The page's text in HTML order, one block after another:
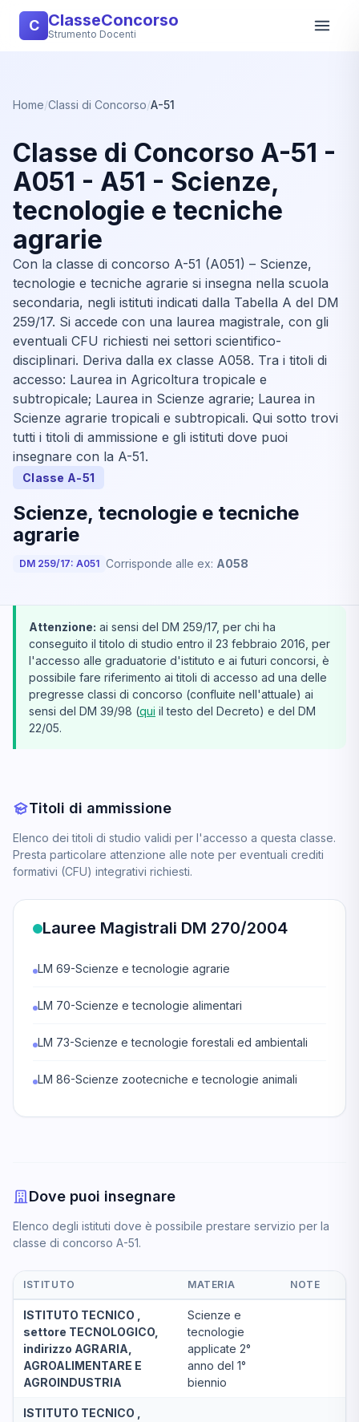
C ClasseConcorso
Strumento Docenti
Home/Classi di Concorso/A-51
Classe di Concorso A-51 -
A051 - A51 - Scienze,
tecnologie e tecniche
agrarie
Con la classe di concorso A-51 (A051) – Scienze,
tecnologie e tecniche agrarie si insegna nella scuola
secondaria, negli istituti indicati dalla Tabella A del DM
259/17. Si accede con una laurea magistrale, con gli
eventuali CFU richiesti nei settori scientifico-
disciplinari. Deriva dalla ex classe A058. Tra i titoli di
accesso: Laurea in Agricoltura tropicale e
subtropicale; Laurea in Scienze agrarie; Laurea in
Scienze agrarie tropicali e subtropicali. Qui sotto trovi
tutti i titoli di ammissione e gli istituti dove puoi
insegnare con la A-51.
Classe A-51
Scienze, tecnologie e tecniche
agrarie
DM 259/17: A051 Corrisponde alle ex: A058
Attenzione: ai sensi del DM 259/17, per chi ha
conseguito il titolo di studio entro il 23 febbraio 2016, per
l'accesso alle graduatorie d'istituto e ai futuri concorsi, è
possibile fare riferimento ai titoli di accesso ad una delle
pregresse classi di concorso (confluite nell'attuale) ai
sensi del DM 39/98 (qui il testo del Decreto) e del DM
22/05.
Titoli di ammissione
Elenco dei titoli di studio validi per l'accesso a questa classe.
Presta particolare attenzione alle note per eventuali crediti
formativi (CFU) integrativi richiesti.
Lauree Magistrali DM 270/2004
LM 69-Scienze e tecnologie agrarie
LM 70-Scienze e tecnologie alimentari
LM 73-Scienze e tecnologie forestali ed ambientali
LM 86-Scienze zootecniche e tecnologie animali
Dove puoi insegnare
Elenco degli istituti dove è possibile prestare servizio per la
classe di concorso A-51.
ISTITUTO MATERIA NOTE
ISTITUTO TECNICO ,
settore TECNOLOGICO,
indirizzo AGRARIA,
AGROALIMENTARE E
AGROINDUSTRIA
Scienze e
tecnologie
applicate 2°
anno del 1°
biennio
ISTITUTO TECNICO ,